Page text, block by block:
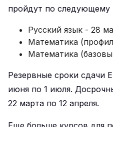
пройдут по следующему
Русский язык - 28
Математика
Математика
Резервные сроки сдачи
июня по 1 июля.
22 марта по 12 апреля.
Еще больше курсов для